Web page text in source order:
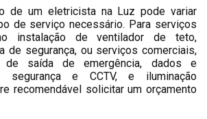
de um eletricista na Luz pode variar
de serviço necessário. Para serviços
instalação de ventilador de teto,
de segurança, ou serviços comerciais,
de saída de emergência, dados e
segurança e CCTV, e iluminação
recomendável solicitar um orçamento